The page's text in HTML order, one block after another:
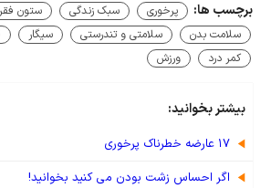
برچسب ها: پرخوری سبک زندگی ستون
سلامت بدن
سلامتی و تندرستی سیگار
کمر درد
ورزش
بیشتر بخوانید:
۱۷ عارضه خطرناک پرخوری
اگر احساس زشت بودن می کنید بخوانید!